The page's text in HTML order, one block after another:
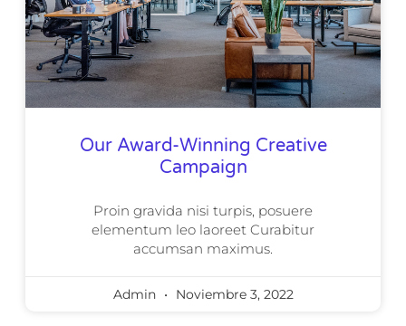
Our Award-Winning Creative
Campaign
Proin gravida nisi turpis, posuere
elementum leo laoreet Curabitur
accumsan maximus.
Admin Noviembre 3, 2022